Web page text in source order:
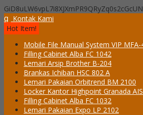
q Kontak Kami
Hot Item!
Mobile File Manual System VIP
Filling Cabinet Alba FC 1042
Lemari Arsip Brother B-204
Brankas Ichiban HSC 802 A
Lemari Pakaian Orbitrend BM 2100
Locker Kantor Highpoint Granada
Filling Cabinet Alba FC 1032
Lemari Pakaian Expo LP 2102